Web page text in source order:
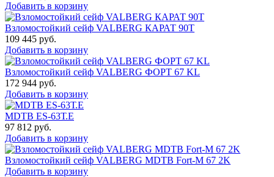
Добавить в корзину
Взломостойкий сейф VALBERG КАРАТ 90T
109 445 руб.
Добавить в корзину
Взломостойкий сейф VALBERG ФОРТ 67 KL
172 944 руб.
Добавить в корзину
MDTB ES-63Т.Е
97 812 руб.
Добавить в корзину
Взломостойкий сейф VALBERG MDTB Fort-M 67 2K
Добавить в корзину